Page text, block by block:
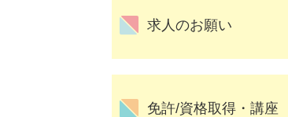
求人のお願い
免許/資格取得・講座